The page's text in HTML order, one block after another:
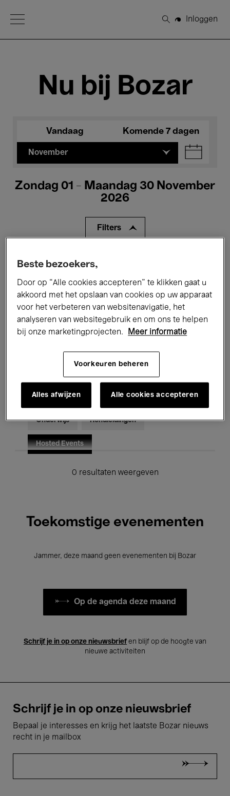
Open Menu
Zoeken
Inloggen
Nu bij Bozar
Vandaag Komende 7 dagen
November
Zondag 01 - Maandag 30 November
2026
Filters
Alle evenementen
Tentoonstellingen Films
Performances Lezingen & Debatten
Jazz Klassieke Muziek Global Music
Voor iedereen Kids’ Palace
Onderwijs Rondleidingen
Hosted Events
0 resultaten weergeven
Toekomstige evenementen
Jammer, deze maand geen evenementen bij Bozar
Op de agenda deze maand
Schrijf je in op onze nieuwsbrief en blijf op de hoogte van
nieuwe activiteiten
Schrijf je in op onze nieuwsbrief
Bepaal je interesses en krijg het laatste Bozar nieuws
recht in je mailbox
Beste bezoekers,
Door op “Alle cookies accepteren” te klikken gaat u
akkoord met het opslaan van cookies op uw apparaat
voor het verbeteren van websitenavigatie, het
analyseren van websitegebruik en om ons te helpen
bij onze marketingprojecten.
Meer informatie
Voorkeuren beheren
Alles afwijzen Alle cookies accepteren